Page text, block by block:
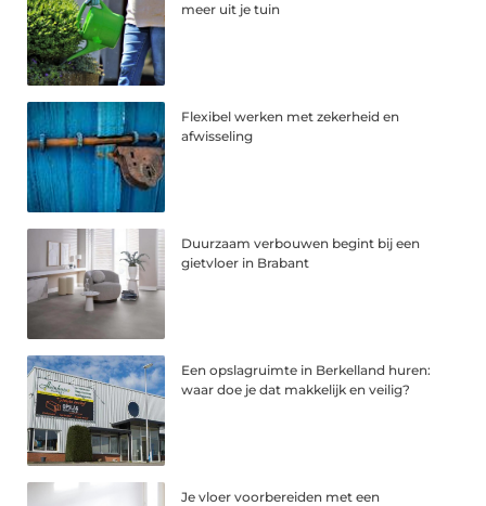
meer uit je tuin
Flexibel werken met zekerheid en
afwisseling
Duurzaam verbouwen begint bij een
gietvloer in Brabant
Een opslagruimte in Berkelland huren:
waar doe je dat makkelijk en veilig?
Je vloer voorbereiden met een